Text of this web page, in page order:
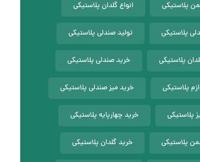
پلاستیکی انواع گلدان پلاستیکی
پلاستیکی تولید صندلی پلاستیکی
پلاستیکی خرید صندلی پلاستیکی
پلاستیکی خرید میز صندلی پلاستیکی
پلاستیکی خرید چهارپایه پلاستیکی
پلاستیکی خرید گلدان پلاستیکی